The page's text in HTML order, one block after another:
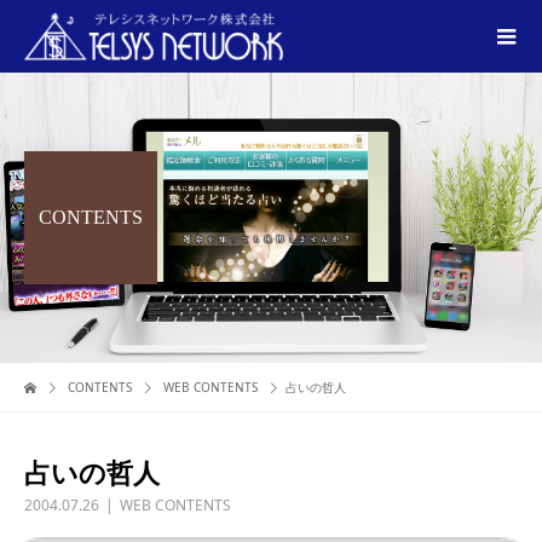
CONTENTS
CONTENTS WEB CONTENTS 占いの哲人
占いの哲人
2004.07.26 WEB CONTENTS